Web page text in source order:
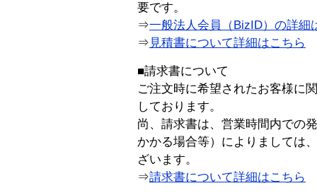
要です。
⇒一般法人会員（BizID）の詳細
⇒ 見積書について詳細はこちら
■請求書について
ご注文時に希望されたお客様に
しております。
尚、請求書は、営業時間内での
かかる場合等）によりましては
ざいます。
⇒請求書について詳細はこちら